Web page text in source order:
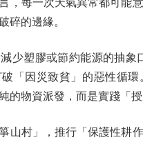
碎的邊緣。
塑膠或節約能源的抽象
「因災致貧」的惡性循
的物資派發，而是實踐「
村」，推行「保護性耕作